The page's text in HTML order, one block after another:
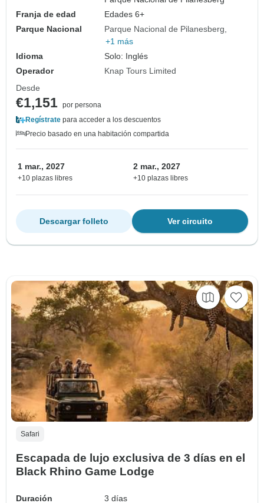
Franja de edad
Edades 6+
Parque Nacional
Parque Nacional de Pilanesberg
+1 más
Idioma
Solo: Inglés
Operador
Knap Tours Limited
Desde
€1,151 por persona
Regístrate para acceder a los descuentos
Precio basado en una habitación compartida
1 mar., 2027
+10 plazas libres
2 mar., 2027
+10 plazas libres
Ver circuito
Descargar folleto
Safari
Escapada de lujo exclusiva de 3 días en el
Black Rhino Game Lodge
Duración
3 días